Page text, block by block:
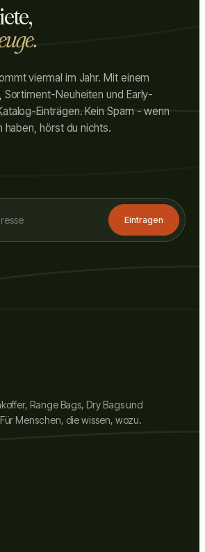
viermal im Jahr. Mit einem
Sortiment-Neuheiten und Early-
Einträgen. Kein Spam - wenn
haben, hörst du nichts.
Eintragen
Range Bags, Dry Bags und
Menschen, die wissen, wozu.